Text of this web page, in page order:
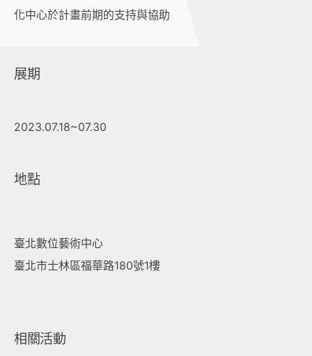
化中心於計畫前期的支持與協助
展期
2023.07.18~07.30
地點
臺北數位藝術中心
臺北市士林區福華路180號1樓
相關活動